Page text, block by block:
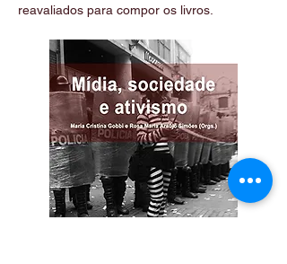
reavaliados para compor os livros.